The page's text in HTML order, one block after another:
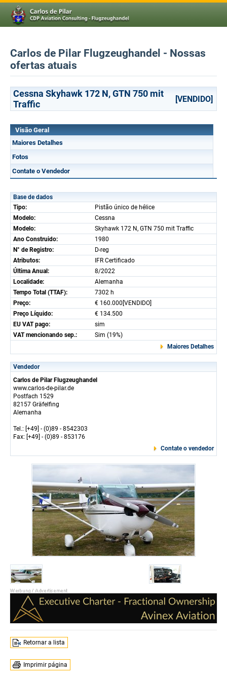
Carlos de Pilar Flugzeughandel - Nossas
ofertas atuais
Cessna Skyhawk 172 N, GTN 750 mit
Traffic
[VENDIDO]
Visão Geral
Maiores Detalhes
Fotos
Contate o Vendedor
Base de dados
Tipo:
Pistão único de hélice
Modelo:
Cessna
Modelo:
Skyhawk 172 N, GTN 750 mit Traffic
Ano Construido:
1980
N° de Registro:
D-reg
Atributos:
IFR Certificado
Última Anual:
8/2022
Localidade:
Alemanha
Tempo Total (TTAF):
7302 h
Preço:
€ 160.000[VENDIDO]
Preço Líquido:
€ 134.500
EU VAT pago:
sim
VAT mencionando sep.:
Sim (19%)
Maiores Detalhes
Vendedor
Carlos de Pilar Flugzeughandel
www.carlos-de-pilar.de
Postfach 1529
82157 Gräfelfing
Alemanha
Tel.: [+49] - (0)89 - 8542303
Fax: [+49] - (0)89 - 853176
Contate o vendedor
Retornar a lista
Imprimir página